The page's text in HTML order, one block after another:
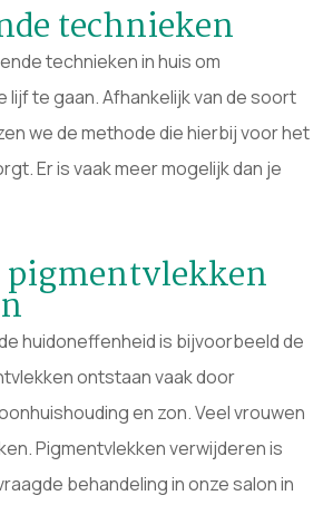
technieken
technieken in huis om
te gaan. Afhankelijk van de soort
we de methode die hierbij voor het
Er is vaak meer mogelijk dan je
pigmentvlekken
huidoneffenheid is bijvoorbeeld de
ontstaan vaak door
en zon. Veel vrouwen
Pigmentvlekken verwijderen is
behandeling in onze salon in